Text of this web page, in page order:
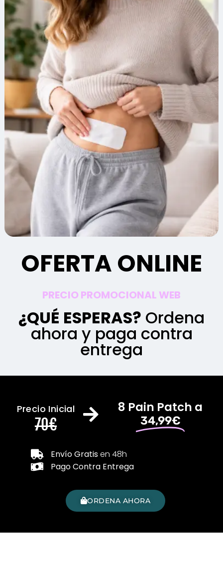
OFERTA ONLINE
PRECIO PROMOCIONAL WEB
¿QUÉ ESPERAS? Ordena
ahora y paga contra
entrega
Precio Inicial
70€
8 Pain Patch a
34,99€
Envío Gratisen 48h
Pago Contra Entrega
ORDENA AHORA